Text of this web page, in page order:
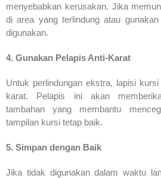
menyebabkan kerusakan. Jika
di area yang terlindung atau
digunakan.
4. Gunakan Pelapis Anti-Karat
Untuk perlindungan ekstra, lapisi
karat. Pelapis ini akan
tambahan yang membantu
tampilan kursi tetap baik.
5. Simpan dengan Baik
Jika tidak digunakan dalam waktu